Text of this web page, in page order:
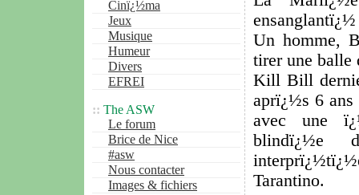
Cinï¿½ma
Jeux
Musique
Humeur
Divers
EFREI
The ASW
Le forum
Brice de Nice
#asw
Nous contacter
Images & fichiers
Un homme,
tirer une balle
Kill Bill
aprï¿½s 6 ans
avec une
blindï¿½e
Tarantino.